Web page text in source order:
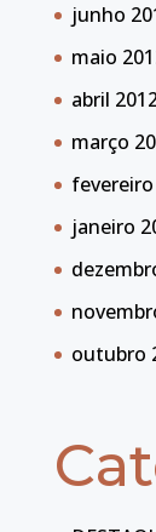
junho
maio
abril
março
janeiro
outubro